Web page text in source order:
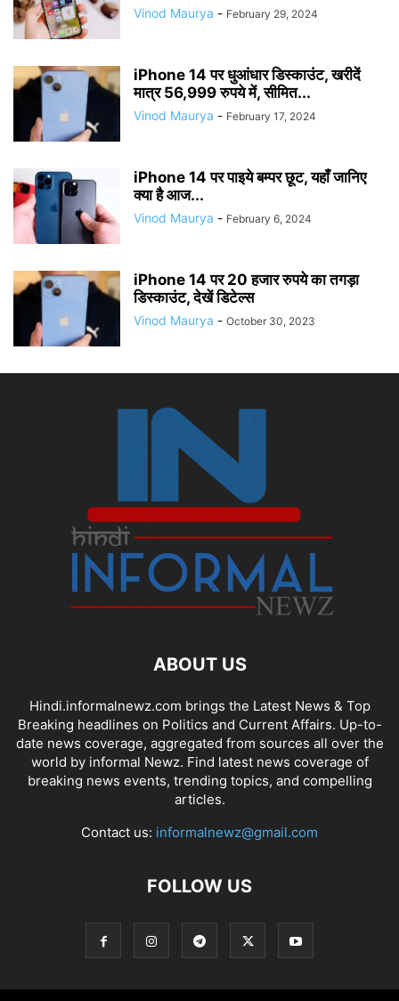
Vinod Maurya - February 29, 2024
iPhone 14 पर धुआंधार डिस्काउंट, खरीदें
मात्र 56,999 रुपये में, सीमित...
Vinod Maurya - February 17, 2024
iPhone 14 पर पाइये बम्पर छूट, यहाँ जानिए
क्या है आज...
Vinod Maurya - February 6, 2024
iPhone 14 पर 20 हजार रुपये का तगड़ा
डिस्काउंट, देखें डिटेल्स
Vinod Maurya - October 30, 2023
ABOUT US
Hindi.informalnewz.com brings the Latest News & Top
Breaking headlines on Politics and Current Affairs. Up-to-
date news coverage, aggregated from sources all over the
world by informal Newz. Find latest news coverage of
breaking news events, trending topics, and compelling
articles.
Contact us: informalnewz@gmail.com
FOLLOW US